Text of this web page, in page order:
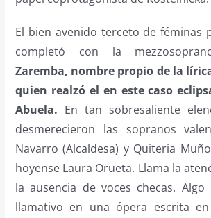
El bien avenido terceto de féminas
completó con la
Zaremba, nombre propio de la
quien realzó el en este caso
Abuela. En tan sobresaliente
desmerecieron las sopranos
Navarro (Alcaldesa) y Quiteria
hoyense Laura Orueta. Llama la
la ausencia de voces checas.
llamativo en una ópera escrita